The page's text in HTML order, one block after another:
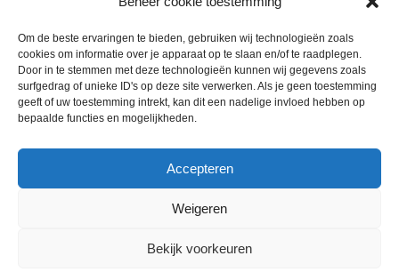
Om de beste ervaringen te bieden, gebruiken wij technologieën zoals
cookies om informatie over je apparaat op te slaan en/of te raadplegen.
Door in te stemmen met deze technologieën kunnen wij gegevens zoals
surfgedrag of unieke ID's op deze site verwerken. Als je geen toestemming
geeft of uw toestemming intrekt, kan dit een nadelige invloed hebben op
bepaalde functies en mogelijkheden.
Accepteren
Weigeren
Bekijk voorkeuren
Wie zijn wij
Contact met onze inkoop
Klantenservice
Annuleer & Retourbeleid
Horeca-Groothandel
Wij gebruiken cookies om uw ervaring op onze